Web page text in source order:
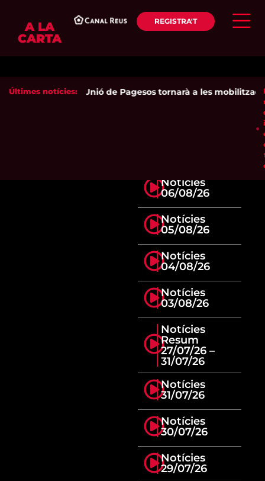
A LA
CARTA
REGISTRA'T
Últimes notícies: Unió de Pagesos tornarà a les
Notícies
06/08/26
Notícies
05/08/26
Notícies
04/08/26
Notícies
03/08/26
Notícies
Resum
27/07/26 –
31/07/26
Notícies
31/07/26
Notícies
30/07/26
Notícies
29/07/26